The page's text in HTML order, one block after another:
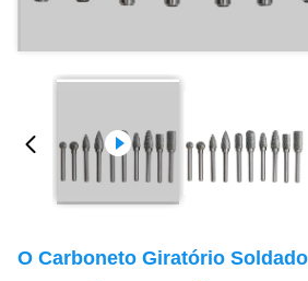
O Carboneto Giratório